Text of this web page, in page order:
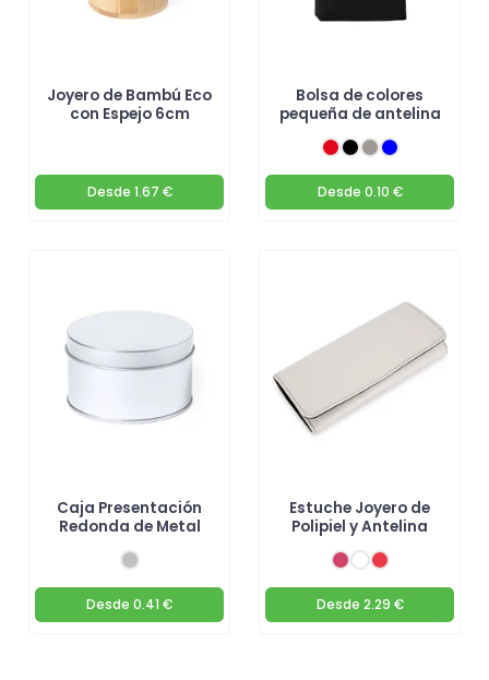
Joyero de Bambú Eco
con Espejo 6cm
Desde 1.67 €
Bolsa de colores
pequeña de antelina
Desde 0.10 €
Caja Presentación
Redonda de Metal
Desde 0.41 €
Estuche Joyero de
Polipiel y Antelina
Desde 2.29 €